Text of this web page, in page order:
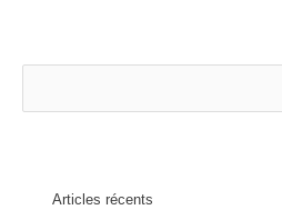
e
Articles récents